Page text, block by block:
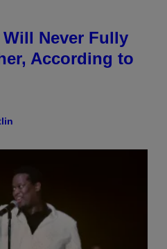
Never Fully
According to